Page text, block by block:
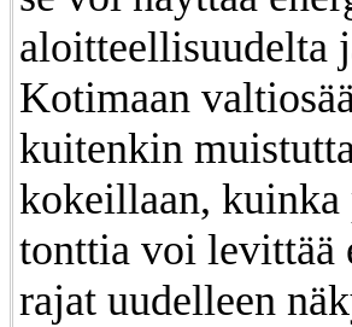
aloitteellisuudelta
Kotimaan
kuitenkin
kokeillaan,
tonttia voi levittää
rajat uudelleen